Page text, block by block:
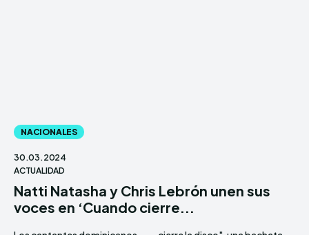
NACIONALES
30.03.2024
ACTUALIDAD
Natti Natasha y Chris Lebrón unen sus
voces en ‘Cuando cierre...